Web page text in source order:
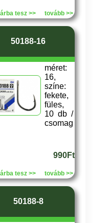
tesz >> tovább >>
50188-16
méret:
16,
színe:
fekete,
füles,
10 db /
csomag
990Ft
tesz >> tovább >>
50188-8